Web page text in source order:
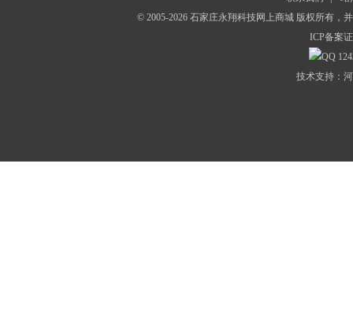
© 2005-2026 石家庄永翔科技网上商城 版权所有，
ICP备案
技术支持：